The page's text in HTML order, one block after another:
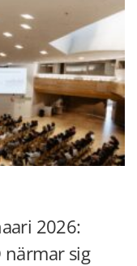
2026:
närmar sig